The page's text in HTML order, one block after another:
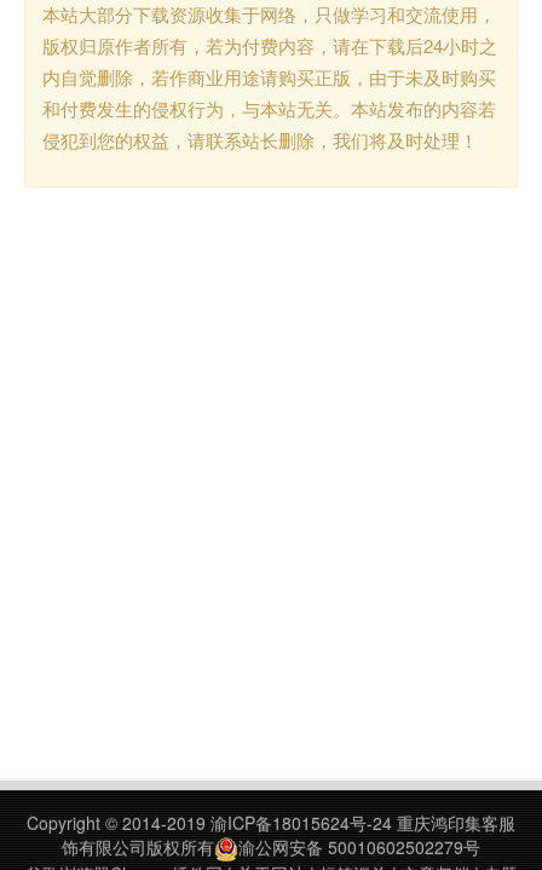
本站大部分下载资源收集于网络，只做学习和交流使用，
版权归原作者所有，若为付费内容，请在下载后24小时之
内自觉删除，若作商业用途请购买正版，由于未及时购买
和付费发生的侵权行为，与本站无关。本站发布的内容若
侵犯到您的权益，请联系站长删除，我们将及时处理！
Copyright © 2014-2019 渝ICP备18015624号-24 重庆鸿印集客服
饰有限公司版权所有
渝公网安备 50010602502279号